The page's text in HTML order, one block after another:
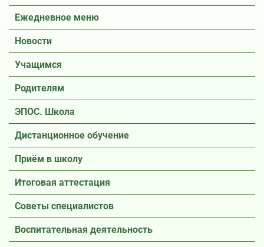
Ежедневное меню
Новости
Учащимся
Родителям
ЭПОС. Школа
Дистанционное обучение
Приём в школу
Итоговая аттестация
Советы специалистов
Воспитательная деятельность